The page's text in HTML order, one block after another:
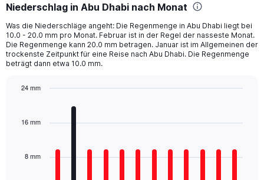
Range:
6
categories.
The
chart
has
Y
values.
Niederschlag in Abu Dhabi nach Monat
Was die Niederschläge angeht: Die Regenmenge in Abu Dhabi liegt bei
10.0 - 20.0 mm pro Monat. Februar ist in der Regel der nasseste Monat.
Die Regenmenge kann 20.0 mm betragen. Januar ist im Allgemeinen der
trockenste Zeitpunkt für eine Reise nach Abu Dhabi. Die Regenmenge
beträgt dann etwa 10.0 mm.
with
The
8 mm
16 mm
24 mm